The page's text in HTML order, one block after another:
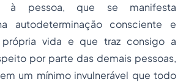
à pessoa, que se manifesta
autodeterminação consciente e
própria vida e que traz consigo a
por parte das demais pessoas,
um mínimo invulnerável que todo